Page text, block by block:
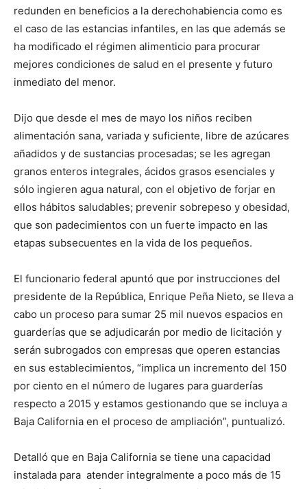
redunden en beneficios a la derechohabiencia como es
el caso de las estancias infantiles, en las que además se
ha modificado el régimen alimenticio para procurar
mejores condiciones de salud en el presente y futuro
inmediato del menor.
Dijo que desde el mes de mayo los niños reciben
alimentación sana, variada y suficiente, libre de azúcares
añadidos y de sustancias procesadas; se les agregan
granos enteros integrales, ácidos grasos esenciales y
sólo ingieren agua natural, con el objetivo de forjar en
ellos hábitos saludables; prevenir sobrepeso y obesidad,
que son padecimientos con un fuerte impacto en las
etapas subsecuentes en la vida de los pequeños.
El funcionario federal apuntó que por instrucciones del
presidente de la República, Enrique Peña Nieto, se lleva a
cabo un proceso para sumar 25 mil nuevos espacios en
guarderías que se adjudicarán por medio de licitación y
serán subrogados con empresas que operen estancias
en sus establecimientos, “implica un incremento del 150
por ciento en el número de lugares para guarderías
respecto a 2015 y estamos gestionando que se incluya a
Baja California en el proceso de ampliación”, puntualizó.
Detalló que en Baja California se tiene una capacidad
instalada para atender integralmente a poco más de 15